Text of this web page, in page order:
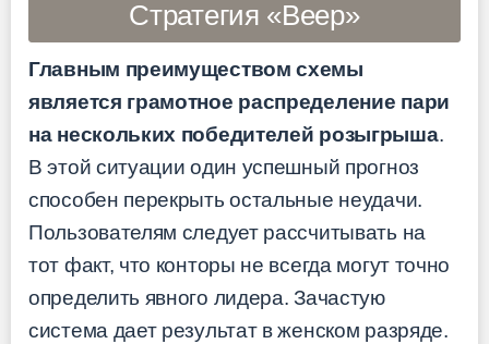
Стратегия «Веер»
Главным преимуществом схемы
является грамотное распределение пари
на нескольких победителей розыгрыша.
В этой ситуации один успешный прогноз
способен перекрыть остальные неудачи.
Пользователям следует рассчитывать на
тот факт, что конторы не всегда могут точно
определить явного лидера. Зачастую
система дает результат в женском разряде.